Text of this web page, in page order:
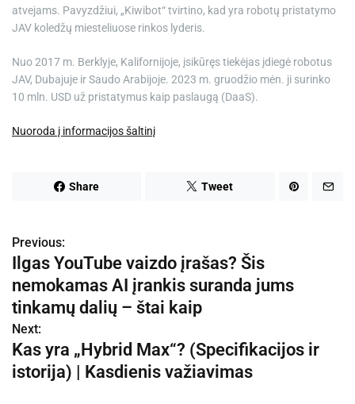
atvejams. Pavyzdžiui, „Kiwibot“ tvirtino, kad yra robotų pristatymo
JAV koledžų miesteliuose rinkos lyderis.
Nuo 2017 m. Berklyje, Kalifornijoje, įsikūręs tiekėjas įdiegė robotus
JAV, Dubajuje ir Saudo Arabijoje. 2023 m. gruodžio mėn. ji surinko
10 mln. USD už pristatymus kaip paslaugą (DaaS).
Nuoroda į informacijos šaltinį
Share Tweet
N
a
v
i
g
Previous:
Ilgas YouTube vaizdo įrašas? Šis
nemokamas AI įrankis suranda jums
tinkamų dalių – štai kaip
Next:
Kas yra „Hybrid Max“? (Specifikacijos ir
istorija) | Kasdienis važiavimas